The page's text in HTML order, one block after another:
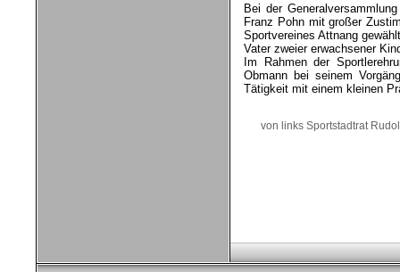
Bei der
Franz Pohn mit großer
Sportvereines Attnang
Vater zweier erwachsener
Im Rahmen der
Obmann bei seinem
Tätigkeit mit einem kleinen
von links Sportstadtrat